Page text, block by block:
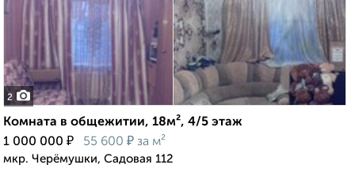
2
Комната в общежитии, 18м², 4/5 этаж
1 000 000 ₽ 55 600 ₽ за м²
мкр. Черёмушки, Садовая 112